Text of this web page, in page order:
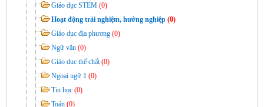
Giáo dục STEM (0)
Hoạt động trải nghiệm, hướng nghiệp (0)
Giáo dục địa phương (0)
Ngữ văn (0)
Giáo dục thể chất (0)
Ngoại ngữ 1 (0)
Tin học (0)
Toán (0)